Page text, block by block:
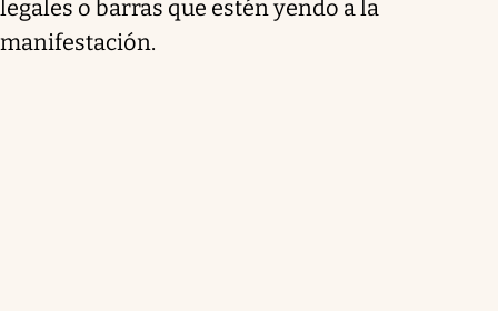
legales o barras que estén yendo a la
manifestación.